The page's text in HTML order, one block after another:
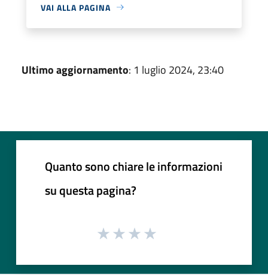
VAI ALLA PAGINA
Ultimo aggiornamento: 1 luglio 2024, 23:40
Quanto sono chiare le informazioni
su questa pagina?